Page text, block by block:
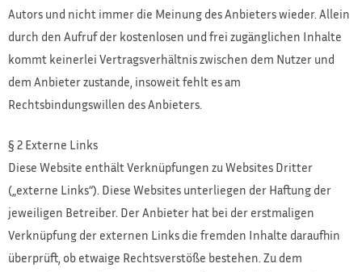
Autors und nicht immer die Meinung des Anbieters wieder. Allein
durch den Aufruf der kostenlosen und frei zugänglichen Inhalte
kommt keinerlei Vertragsverhältnis zwischen dem Nutzer und
dem Anbieter zustande, insoweit fehlt es am
Rechtsbindungswillen des Anbieters.
§ 2 Externe Links
Diese Website enthält Verknüpfungen zu Websites Dritter
(„externe Links“). Diese Websites unterliegen der Haftung der
jeweiligen Betreiber. Der Anbieter hat bei der erstmaligen
Verknüpfung der externen Links die fremden Inhalte daraufhin
überprüft, ob etwaige Rechtsverstöße bestehen. Zu dem